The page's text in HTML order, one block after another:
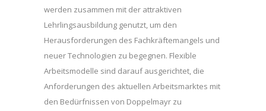
werden zusammen mit der attraktiven
Lehrlingsausbildung genutzt, um den
Herausforderungen des Fachkräftemangels und
neuer Technologien zu begegnen. Flexible
Arbeitsmodelle sind darauf ausgerichtet, die
Anforderungen des aktuellen Arbeitsmarktes mit
den Bedürfnissen von Doppelmayr zu